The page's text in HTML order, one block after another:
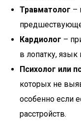
Травматолог –
Кардиолог –
в лопатку,
Психолог или
которых не
особенно если
расстройств.